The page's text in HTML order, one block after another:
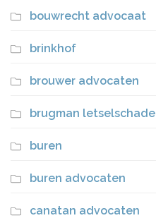
bouwrecht advocaat
brinkhof
brouwer advocaten
brugman letselschade
buren
buren advocaten
canatan advocaten